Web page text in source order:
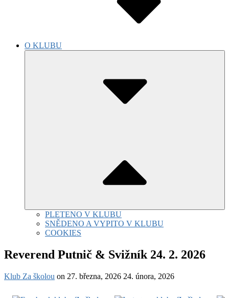
O KLUBU
PLETENO V KLUBU
SNĚDENO A VYPITO V KLUBU
COOKIES
Reverend Putnič & Svižník 24. 2. 2026
Klub Za školou on 27. března, 2026 24. února, 2026